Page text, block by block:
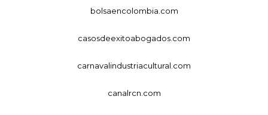
bolsaencolombia.com
casosdeexitoabogados.com
carnavalindustriacultural.com
canalrcn.com